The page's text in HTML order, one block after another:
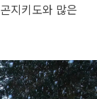
지키도와 많은